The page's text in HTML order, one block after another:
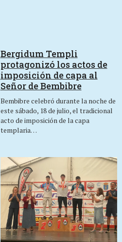
Bergidum Templi
protagonizó los actos de
imposición de capa al
Señor de Bembibre
Bembibre celebró durante la noche de
este sábado, 18 de julio, el tradicional
acto de imposición de la capa
templaria…